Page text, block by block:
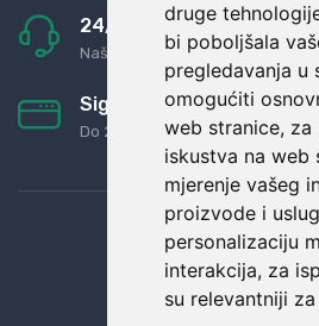
druge
bi poboljšala
pregledavanja u
omogućiti
web stranice, za
iskustva na web
mjerenje vašeg
proizvode i
personalizaciju
interakcija, za
su relevantniji
24/7 odlična podrška
Naši agenti uvijek na
Sigurno obročno
Do 24 rata bez kamata